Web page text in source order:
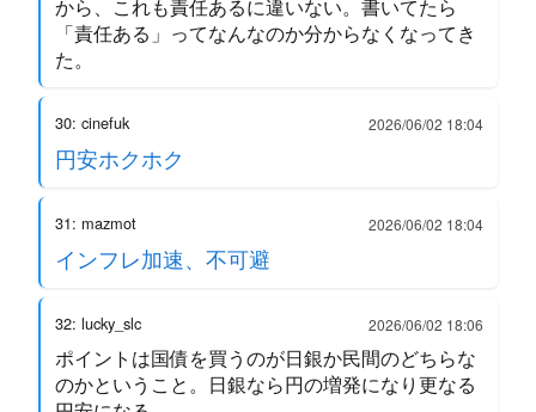
から、これも責任あるに違いない。書いてたら
「責任ある」ってなんなのか分からなくなってき
た。
30: cinefuk 2026/06/02 18:04
円安ホクホク
31: mazmot 2026/06/02 18:04
インフレ加速、不可避
32: lucky_slc 2026/06/02 18:06
ポイントは国債を買うのが日銀か民間のどちらな
のかということ。日銀なら円の増発になり更なる